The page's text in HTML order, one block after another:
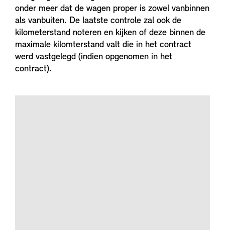
onder meer dat de wagen proper is zowel vanbinnen
als vanbuiten. De laatste controle zal ook de
kilometerstand noteren en kijken of deze binnen de
maximale kilomterstand valt die in het contract
werd vastgelegd (indien opgenomen in het
contract).